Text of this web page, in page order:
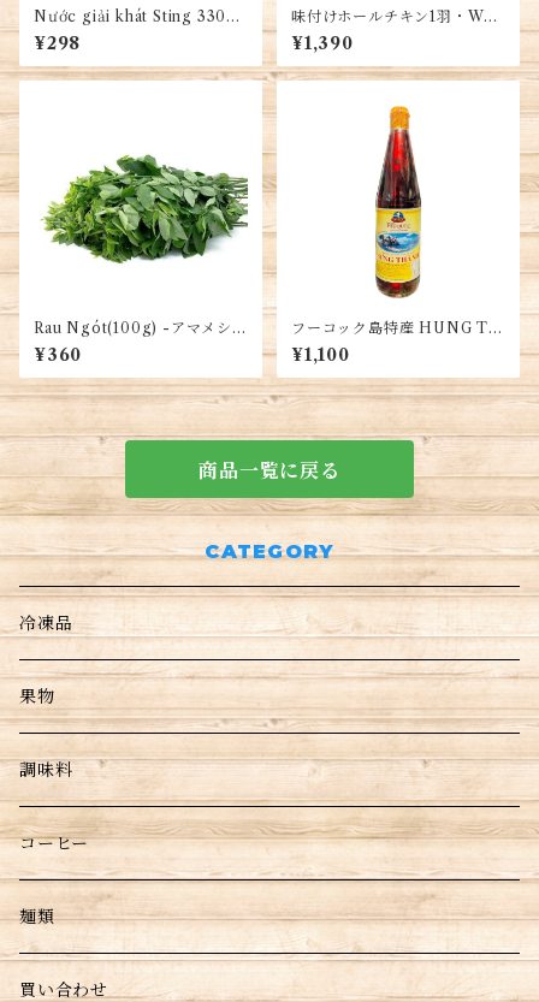
Nước giải khát Sting 330ml
1本・ステイング エネルギード
リンク 300ml
¥298
味付けホールチキン1羽・Who
le salted chicken・Gà Ủ Mu
ối
¥1,390
Rau Ngót(100g) -アマメシバ
- Moringa
¥360
フーコック島特産 HUNG TH
ANH 魚醤 ナンプラー650ml
1本
¥1,100
商品一覧に戻る
CATEGORY
冷凍品
果物
調味料
コーヒー
麺類
買い合わせ